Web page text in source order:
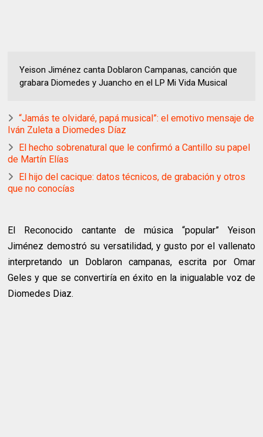
Yeison Jiménez canta Doblaron Campanas, canción que
grabara Diomedes y Juancho en el LP Mi Vida Musical
“Jamás te olvidaré, papá musical”: el emotivo mensaje de
Iván Zuleta a Diomedes Díaz
El hecho sobrenatural que le confirmó a Cantillo su papel
de Martín Elías
El hijo del cacique: datos técnicos, de grabación y otros
que no conocías
El Reconocido cantante de música “popular” Yeison
Jiménez demostró su versatilidad, y gusto por el vallenato
interpretando un Doblaron campanas, escrita por Omar
Geles y que se convertiría en éxito en la inigualable voz de
Diomedes Diaz.